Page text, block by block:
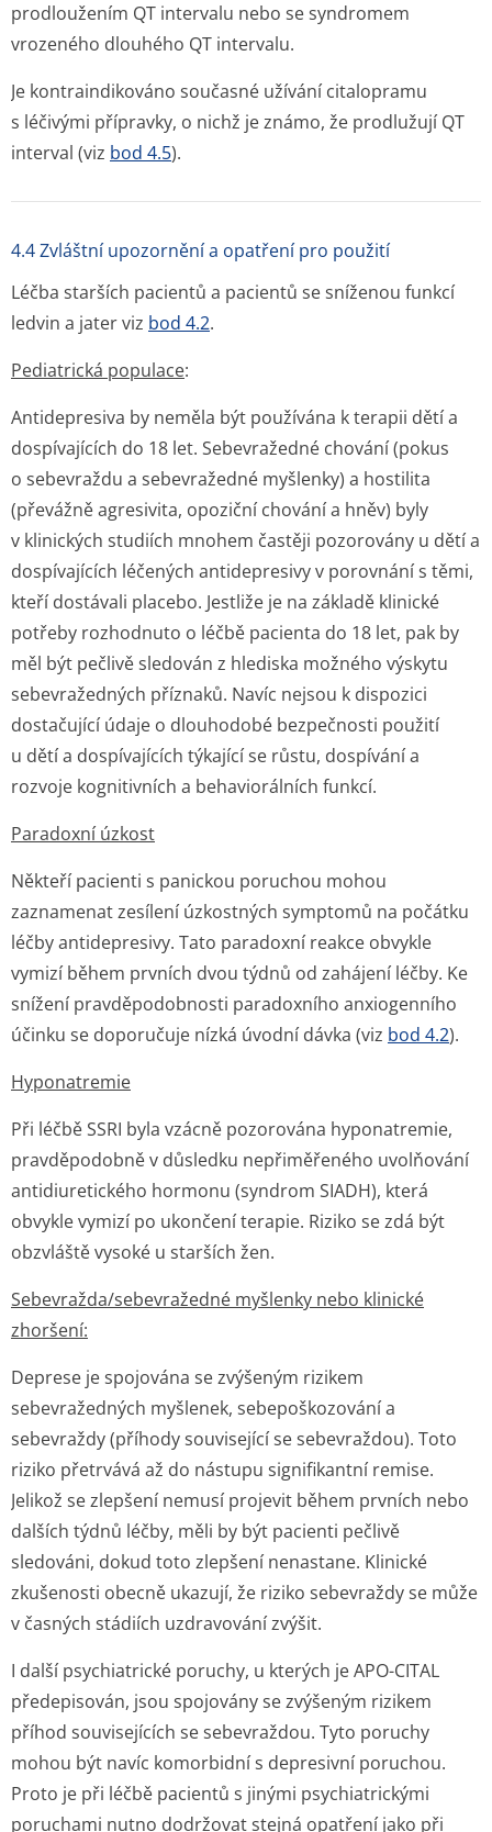
prodloužením QT intervalu nebo se syndromem
vrozeného dlouhého QT intervalu.
Je kontraindikováno současné užívání citalopramu
s léčivými přípravky, o nichž je známo, že prodlužují QT
interval (viz bod 4.5).
4.4 Zvláštní upozornění a opatření pro použití
Léčba starších pacientů a pacientů se sníženou funkcí
ledvin a jater viz bod 4.2.
Pediatrická populace:
Antidepresiva by neměla být používána k terapii dětí a
dospívajících do 18 let. Sebevražedné chování (pokus
o sebevraždu a sebevražedné myšlenky) a hostilita
(převážně agresivita, opoziční chování a hněv) byly
v klinických studiích mnohem častěji pozorovány u dětí a
dospívajících léčených antidepresivy v porovnání s těmi,
kteří dostávali placebo. Jestliže je na základě klinické
potřeby rozhodnuto o léčbě pacienta do 18 let, pak by
měl být pečlivě sledován z hlediska možného výskytu
sebevražedných příznaků. Navíc nejsou k dispozici
dostačující údaje o dlouhodobé bezpečnosti použití
u dětí a dospívajících týkající se růstu, dospívání a
rozvoje kognitivních a behaviorálních funkcí.
Paradoxní úzkost
Někteří pacienti s panickou poruchou mohou
zaznamenat zesílení úzkostných symptomů na počátku
léčby antidepresivy. Tato paradoxní reakce obvykle
vymizí během prvních dvou týdnů od zahájení léčby. Ke
snížení pravděpodobnosti paradoxního anxiogenního
účinku se doporučuje nízká úvodní dávka (viz bod 4.2).
Hyponatremie
Při léčbě SSRI byla vzácně pozorována hyponatremie,
pravděpodobně v důsledku nepřiměřeného uvolňování
antidiuretického hormonu (syndrom SIADH), která
obvykle vymizí po ukončení terapie. Riziko se zdá být
obzvláště vysoké u starších žen.
Sebevražda/se­bevražedné myšlenky nebo klinické
zhoršení:
Deprese je spojována se zvýšeným rizikem
sebevražedných myšlenek, sebepoškozování a
sebevraždy (příhody související se sebevraždou). Toto
riziko přetrvává až do nástupu signifikantní remise.
Jelikož se zlepšení nemusí projevit během prvních nebo
dalších týdnů léčby, měli by být pacienti pečlivě
sledováni, dokud toto zlepšení nenastane. Klinické
zkušenosti obecně ukazují, že riziko sebevraždy se může
v časných stádiích uzdravování zvýšit.
I další psychiatrické poruchy, u kterých je APO-CITAL
předepisován, jsou spojovány se zvýšeným rizikem
příhod souvisejících se sebevraždou. Tyto poruchy
mohou být navíc komorbidní s depresivní poruchou.
Proto je při léčbě pacientů s jinými psychiatrickými
poruchami nutno dodržovat stejná opatření jako při